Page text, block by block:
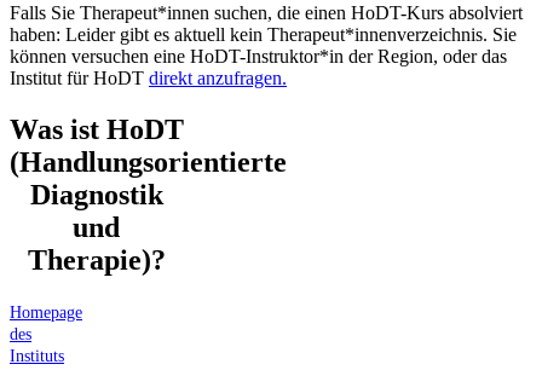
Falls Sie Therapeut*innen suchen, die einen HoDT-Kurs absolviert
haben: Leider gibt es aktuell kein Therapeut*innenverzeichnis. Sie
können versuchen eine HoDT-Instruktor*in der Region, oder das
Institut für HoDT direkt anzufragen.
Was ist HoDT
(Handlungsorientierte
Diagnostik
und
Therapie)?
Homepage
des
Instituts